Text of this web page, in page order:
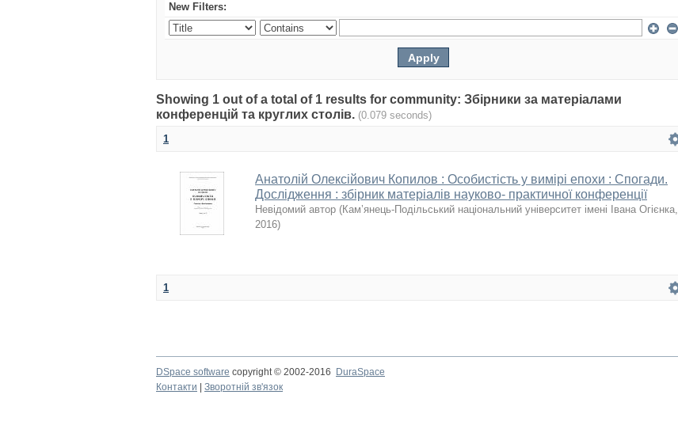
New Filters:
Showing 1 out of a total of 1 results for community: Збірники за матеріалами
конференцій та круглих столів. (0.079 seconds)
1
Анатолій Олексійович Копилов : Особистість у вимірі епохи : Спогади.
Дослідження : збірник матеріалів науково- практичної конференції
Невідомий автор (Кам’янець-Подільський національний університет імені Івана Огієнка,
2016)
1
DSpace software copyright © 2002-2016 DuraSpace
Контакти
Зворотній зв'язок